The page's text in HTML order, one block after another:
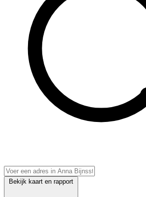
Bekijk kaart en rapport